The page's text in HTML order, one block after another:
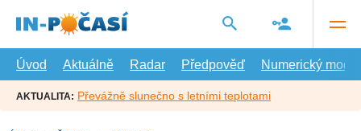
hlavní
Úvod
Aktuálně Radar Předpověď Numerický model
AKTUALITA: Převážně slunečno s letními teplotami